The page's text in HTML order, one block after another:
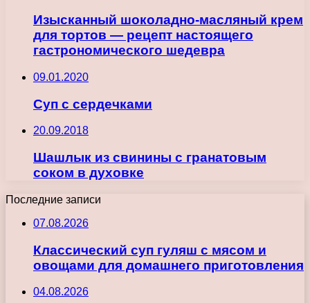
Изысканный шоколадно-масляный крем
для тортов — рецепт настоящего
гастрономического шедевра
09.01.2020
Суп с сердечками
20.09.2018
Шашлык из свинины с гранатовым
соком в духовке
Последние записи
07.08.2026
Классический суп гуляш с мясом и
овощами для домашнего приготовления
04.08.2026